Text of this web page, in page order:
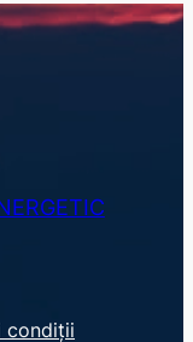
condiții